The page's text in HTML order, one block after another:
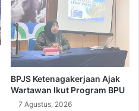
BPJS Ketenagakerjaan Ajak
Wartawan Ikut Program BPU
7 Agustus, 2026